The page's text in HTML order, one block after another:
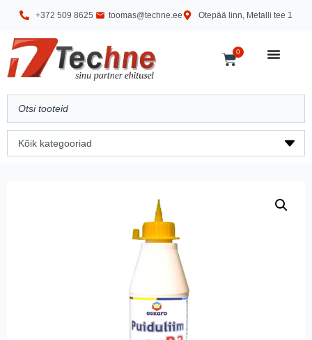
+372 509 8625 toomas@techne.ee Otepää linn, Metalli tee 1
0